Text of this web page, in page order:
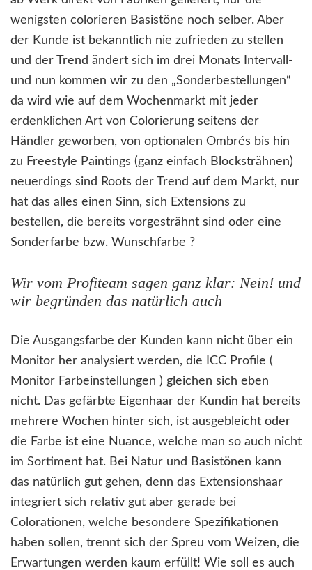
wenigsten colorieren Basistöne noch selber. Aber
der Kunde ist bekanntlich nie zufrieden zu stellen
und der Trend ändert sich im drei Monats Intervall-
und nun kommen wir zu den „Sonderbestellungen“
da wird wie auf dem Wochenmarkt mit jeder
erdenklichen Art von Colorierung seitens der
Händler geworben, von optionalen Ombrés bis hin
zu Freestyle Paintings (ganz einfach Blocksträhnen)
neuerdings sind Roots der Trend auf dem Markt, nur
hat das alles einen Sinn, sich Extensions zu
bestellen, die bereits vorgesträhnt sind oder eine
Sonderfarbe bzw. Wunschfarbe ?
Wir vom Profiteam sagen ganz klar: Nein! und
wir begründen das natürlich auch
Die Ausgangsfarbe der Kunden kann nicht über ein
Monitor her analysiert werden, die ICC Profile (
Monitor Farbeinstellungen ) gleichen sich eben
nicht. Das gefärbte Eigenhaar der Kundin hat bereits
mehrere Wochen hinter sich, ist ausgebleicht oder
die Farbe ist eine Nuance, welche man so auch nicht
im Sortiment hat. Bei Natur und Basistönen kann
das natürlich gut gehen, denn das Extensionshaar
integriert sich relativ gut aber gerade bei
Colorationen, welche besondere Spezifikationen
haben sollen, trennt sich der Spreu vom Weizen, die
Erwartungen werden kaum erfüllt! Wie soll es auch